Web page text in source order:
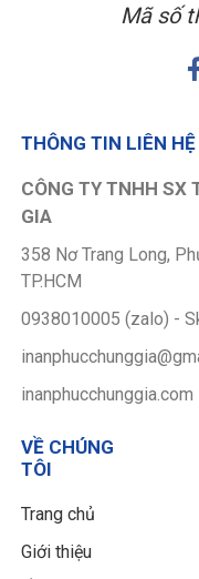
Mã số
THÔNG TIN LIÊN HỆ
CÔNG TY TNHH SX
GIA
358 Nơ Trang Long,
TP.HCM
0938010005 (zalo) -
inanphucchunggia.com
VỀ CHÚNG
TÔI
Trang chủ
Giới thiệu